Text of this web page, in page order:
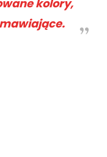
kolory,